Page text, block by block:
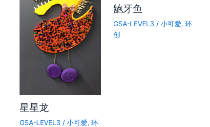
星星龙
GSA-LEVEL3 / 小可爱, 环
龅牙鱼
GSA-LEVEL3 / 小可爱, 环
创